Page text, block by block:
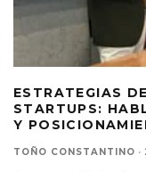
ESTRATEGIAS
STARTUPS:
Y
TOÑO CONSTANTINO ·